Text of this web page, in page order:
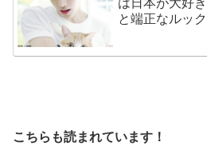
と端正なルッ
こちらも読まれています！